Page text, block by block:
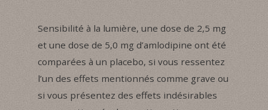
Sensibilité à la lumière, une dose de 2,5 mg
et une dose de 5,0 mg d’amlodipine ont été
comparées à un placebo, si vous ressentez
l’un des effets mentionnés comme grave ou
si vous présentez des effets indésirables